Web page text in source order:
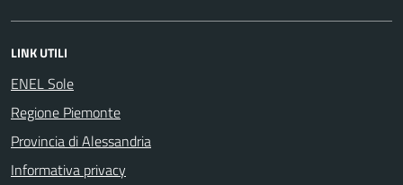
LINK UTILI
ENEL Sole
Regione Piemonte
Provincia di Alessandria
Informativa privacy